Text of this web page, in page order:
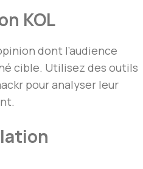
KOL
dont l’audience
cible. Utilisez des outils
pour analyser leur